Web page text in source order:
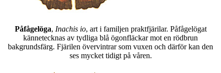
Påfågelöga, Inachis io, art i familjen praktfjärilar. Påfågelögat
kännetecknas av tydliga blå ögonfläckar mot en rödbrun
bakgrundsfärg. Fjärilen övervintrar som vuxen och därför kan den
ses mycket tidigt på våren.